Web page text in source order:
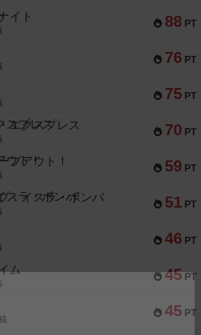
88 PT
イト
76 PT
75 PT
70 PT
エクスプレス
59 PT
ブアウト！
51 PT
：イスラ・ボンバ
46 PT
45 PT
ム
45 PT